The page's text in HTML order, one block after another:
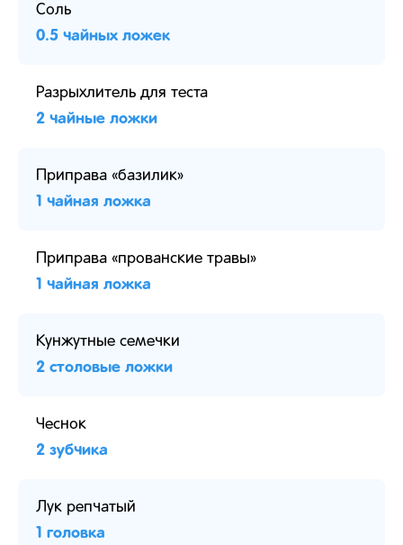
Соль
0.5 чайных ложек
Разрыхлитель для теста
2 чайные ложки
Приправа «базилик»
1 чайная ложка
Приправа «прованские травы»
1 чайная ложка
Кунжутные семечки
2 столовые ложки
Чеснок
2 зубчика
Лук репчатый
1 головка